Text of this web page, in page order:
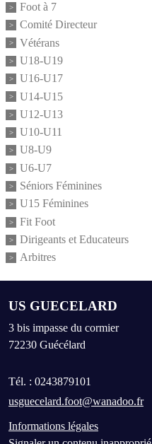
Foot à 7
Comité Directeur
Vétérans
U18-U19
U16-U17
U14-U15
U12-U13
U10-U11
U8-U9
U6-U7
Séniors Féminines
U15 Féminines
Fit Foot
Dirigeants et Educateurs
Arbitres
US GUECELARD
3 bis impasse du cormier
72230 Guécélard
Tél. : 0243879101
usguecelard.foot@wanadoo.fr
Informations légales